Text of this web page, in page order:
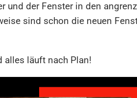
der Fenster in den
sind schon die neuen
alles läuft nach Plan!